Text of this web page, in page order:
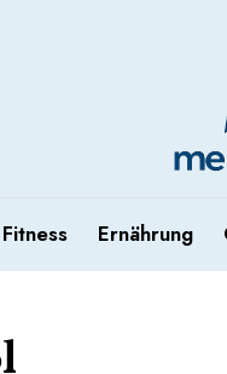
Fitness Ernährung